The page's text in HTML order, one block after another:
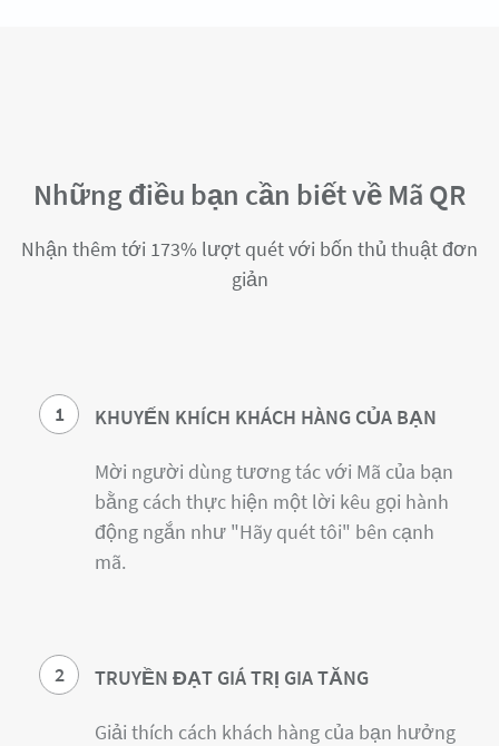
Những điều bạn cần biết về Mã QR
Nhận thêm tới 173% lượt quét với bốn thủ thuật đơn
giản
1 KHUYẾN KHÍCH KHÁCH HÀNG CỦA BẠN
Mời người dùng tương tác với Mã của bạn
bằng cách thực hiện một lời kêu gọi hành
động ngắn như "Hãy quét tôi" bên cạnh
mã.
2 TRUYỀN ĐẠT GIÁ TRỊ GIA TĂNG
Giải thích cách khách hàng của bạn hưởng